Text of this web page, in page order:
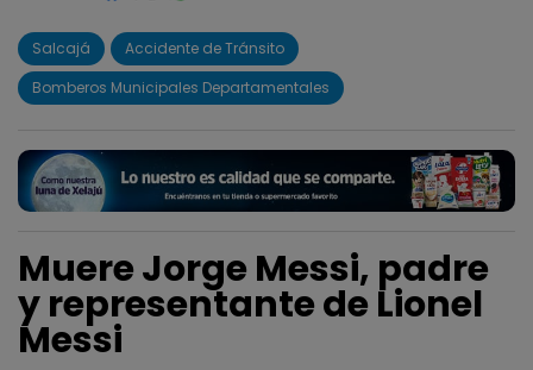
Salcajá
Accidente de Tránsito
Bomberos Municipales Departamentales
Muere Jorge Messi, padre
y representante de Lionel
Messi